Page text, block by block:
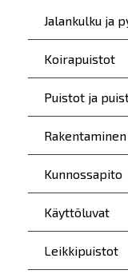
Päävalikko
Jalankulku ja
Koirapuistot
Puistot ja
Rakentaminen
Kunnossapito
Käyttöluvat
Leikkipuistot